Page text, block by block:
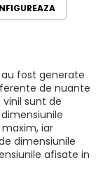
fost generate
de nuante
sunt de
iar
dimensiunile
afisate in